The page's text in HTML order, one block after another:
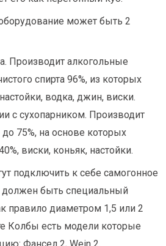
может быть 2
Производит алкогольные
спирта 96%, из которых
водка, джин, виски.
с сухопарником. Производит
75%, на основе которых
виски, коньяк, настойки.
подключить к себе самогонное
должен быть специальный
правило диаметром 1,5 или 2
Колбы есть модели которые